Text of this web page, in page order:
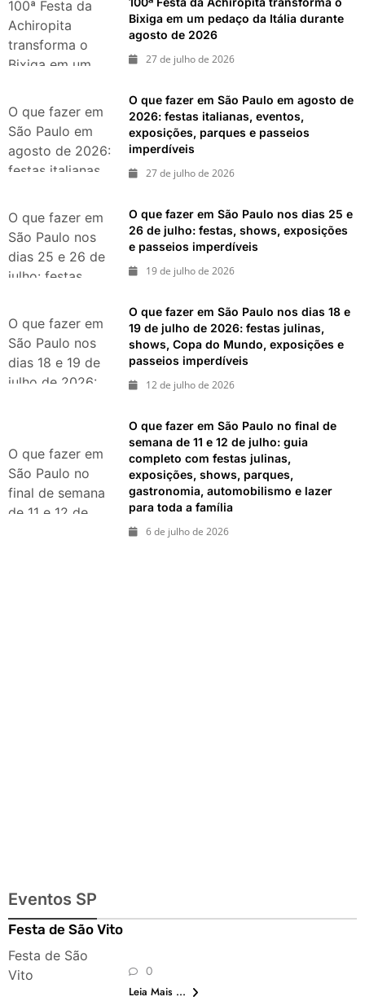
dias 8 e 9 de
agosto de 2026
100ª Festa da
Achiropita
transforma o
Bixiga em um
durante agosto
de 2026
Bixiga em um pedaço da Itália durante
agosto de 2026
27 de julho de 2026
O que fazer em
São Paulo em
agosto de 2026:
festas italianas,
exposições,
parques e
passeios
imperdíveis
O que fazer em São Paulo em agosto de
2026: festas italianas, eventos,
exposições, parques e passeios
imperdíveis
27 de julho de 2026
O que fazer em
São Paulo nos
dias 25 e 26 de
julho: festas,
exposições e
passeios
imperdíveis
O que fazer em São Paulo nos dias 25 e
26 de julho: festas, shows, exposições
e passeios imperdíveis
19 de julho de 2026
O que fazer em
São Paulo nos
dias 18 e 19 de
julho de 2026:
exposições e
passeios
imperdíveis
O que fazer em São Paulo nos dias 18 e
19 de julho de 2026: festas julinas,
shows, Copa do Mundo, exposições e
passeios imperdíveis
12 de julho de 2026
O que fazer em
São Paulo no
final de semana
de 11 e 12 de
O que fazer em São Paulo no final de
semana de 11 e 12 de julho: guia
completo com festas julinas,
exposições, shows, parques,
gastronomia, automobilismo e lazer
para toda a família
6 de julho de 2026
Eventos SP
Festa de São Vito
Festa de São
Vito
0
Leia Mais ...